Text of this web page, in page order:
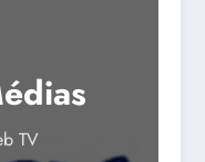
TV